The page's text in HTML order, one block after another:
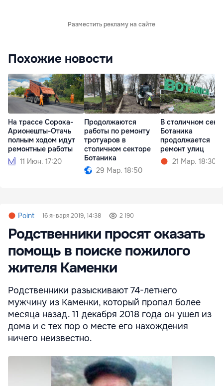
Разместить рекламу на сайте
Похожие новости
На трассе Сорока-
Арионешты-Отачь
полным ходом идут
ремонтные работы
11 Июн. 17:20
Продолжаются
работы по ремонту
тротуаров в
столичном секторе
Ботаника
29 Мар. 18:50
В столичном
Ботаника
продолжается
ремонт улиц
21 Мар. 18:30
Point 16 января 2019, 14:38 2 190
Родственники просят оказать
помощь в поиске пожилого
жителя Каменки
Родственники разыскивают 74-летнего
мужчину из Каменки, который пропал более
месяца назад. 11 декабря 2018 года он ушел из
дома и с тех пор о месте его нахождения
ничего неизвестно.